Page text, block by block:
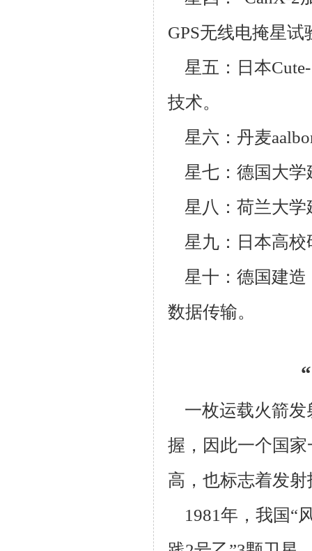
GPS无线电掩星试
星五：日本
技术。
星六：丹麦
星七：德国大
星八：荷兰大
星九：日本高
星十：德国建
数据传输。
一枚运载火箭
握，因此一个国
高，也标志着发
1981年，我国“